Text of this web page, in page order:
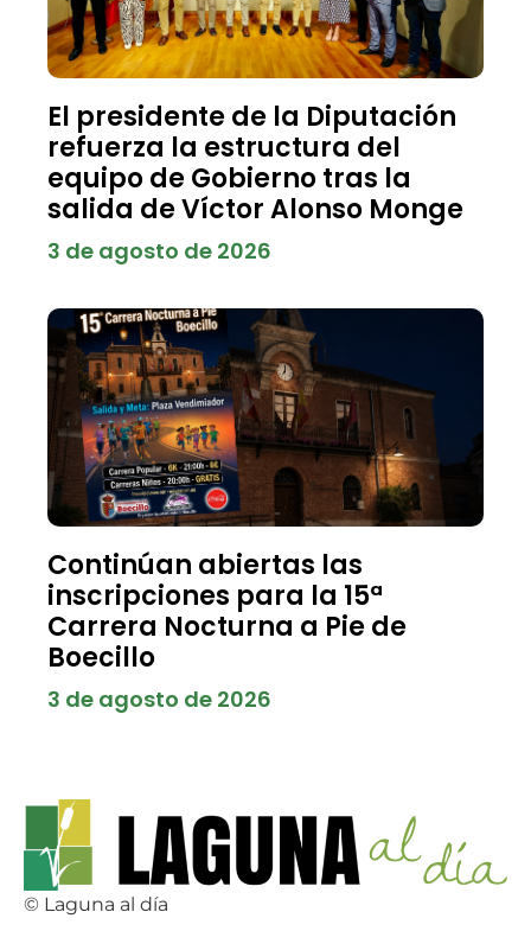
El presidente de la Diputación
refuerza la estructura del
equipo de Gobierno tras la
salida de Víctor Alonso Monge
3 de agosto de 2026
Continúan abiertas las
inscripciones para la 15ª
Carrera Nocturna a Pie de
Boecillo
3 de agosto de 2026
© Laguna al día